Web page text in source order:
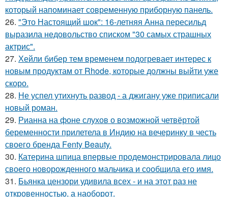
который напоминает современную приборную панель.
26. "Это Настоящий шок": 16-летняя Анна пересильд
выразила недовольство списком "30 самых страшных
актрис".
27. Хейли бибер тем временем подогревает интерес к
новым продуктам от Rhode, которые должны выйти уже
скоро.
28. Не успел утихнуть развод - а джигану уже приписали
новый роман.
29. Рианна на фоне слухов о возможной четвёртой
беременности прилетела в Индию на вечеринку в честь
своего бренда Fenty Beauty.
30. Катерина шпица впервые продемонстрировала лицо
своего новорожденного мальчика и сообщила его имя.
31. Бьянка цензори удивила всех - и на этот раз не
откровенностью, а наоборот.